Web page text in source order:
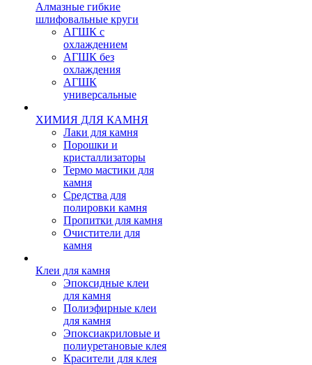
Алмазные гибкие
шлифовальные круги
АГШК с
охлаждением
АГШК без
охлаждения
АГШК
универсальные
ХИМИЯ ДЛЯ КАМНЯ
Лаки для камня
Порошки и
кристаллизаторы
Термо мастики для
камня
Средства для
полировки камня
Пропитки для камня
Очистители для
камня
Клеи для камня
Эпоксидные клеи
для камня
Полиэфирные клеи
для камня
Эпоксиакриловые и
полиуретановые клея
Красители для клея